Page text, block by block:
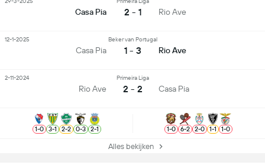
Casa Pia 2 - 1 Rio Ave
Casa Pia
Beker van Portugal
1 - 3 Rio Ave
12-1-2025
Rio Ave
Primeira Liga
2 - 2 Casa Pia
2-11-2024
1-0 3-1 2-2 0-3 2-1 1-0 6-2 2-0 1-1 1-0
Alles bekijken